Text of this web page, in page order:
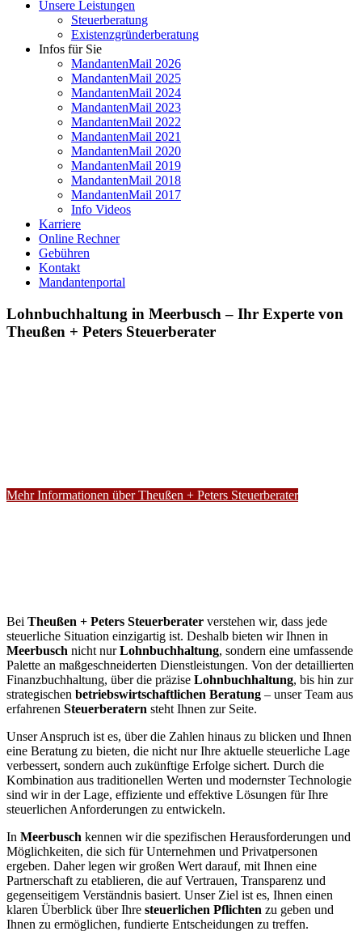
Unsere Leistungen
Steuerberatung
Existenzgründerberatung
Infos für Sie
MandantenMail 2026
MandantenMail 2025
MandantenMail 2024
MandantenMail 2023
MandantenMail 2022
MandantenMail 2021
MandantenMail 2020
MandantenMail 2019
MandantenMail 2018
MandantenMail 2017
Info Videos
Karriere
Online Rechner
Gebühren
Kontakt
Mandantenportal
Lohnbuchhaltung in Meerbusch – Ihr Experte von
Theußen + Peters Steuerberater
Mehr Informationen über Theußen + Peters Steuerberater
Bei Theußen + Peters Steuerberater verstehen wir, dass jede
steuerliche Situation einzigartig ist. Deshalb bieten wir Ihnen in
Meerbusch nicht nurLohnbuchhaltung, sondern eine umfassende
Palette an maßgeschneiderten Dienstleistungen. Von der detaillierten
Finanzbuchhaltung, über die präzise Lohnbuchhaltung, bis hin zur
strategischen betriebswirtschaftlichen Beratung – unser Team aus
erfahrenen Steuerberatern steht Ihnen zur Seite.
Unser Anspruch ist es, über die Zahlen hinaus zu blicken und Ihnen
eine Beratung zu bieten, die nicht nur Ihre aktuelle steuerliche Lage
verbessert, sondern auch zukünftige Erfolge sichert. Durch die
Kombination aus traditionellen Werten und modernster Technologie
sind wir in der Lage, effiziente und effektive Lösungen für Ihre
steuerlichen Anforderungen zu entwickeln.
In Meerbusch kennen wir die spezifischen Herausforderungen und
Möglichkeiten, die sich für Unternehmen und Privatpersonen
ergeben. Daher legen wir großen Wert darauf, mit Ihnen eine
Partnerschaft zu etablieren, die auf Vertrauen, Transparenz und
gegenseitigem Verständnis basiert. Unser Ziel ist es, Ihnen einen
klaren Überblick über Ihre steuerlichen Pflichten zu geben und
Ihnen zu ermöglichen, fundierte Entscheidungen zu treffen.